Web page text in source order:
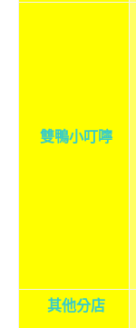
雙鴨小叮嚀
其他分店